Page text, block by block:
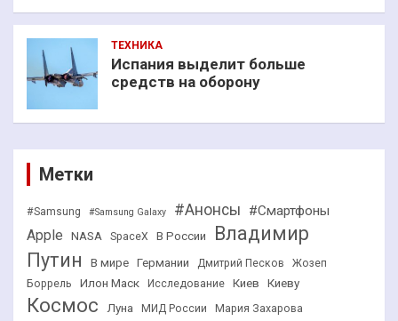
ТЕХНИКА
Испания выделит больше
средств на оборону
Метки
#Samsung #Samsung Galaxy #Анонсы #Смартфоны
Apple NASA SpaceX В России
Владимир
Путин
В мире Германии Дмитрий Песков
Жозеп
Боррель
Илон Маск Исследование Киев Киеву
Космос Луна МИД России Мария Захарова